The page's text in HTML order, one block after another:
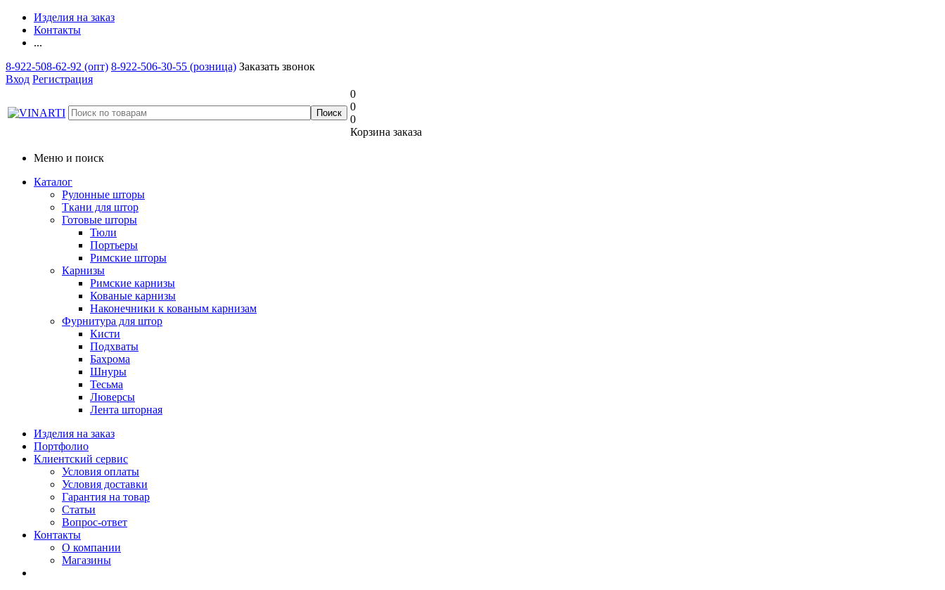
Изделия на заказ
Контакты
...
8-922-508-62-92 (опт) 8-922-506-30-55 (розница) Заказать звонок
Вход Регистрация
0
0
0
Корзина заказа
Меню и поиск
Каталог
Рулонные шторы
Ткани для штор
Готовые шторы
Тюли
Портьеры
Римские шторы
Карнизы
Римские карнизы
Кованые карнизы
Наконечники к кованым карнизам
Фурнитура для штор
Кисти
Подхваты
Бахрома
Шнуры
Тесьма
Люверсы
Лента шторная
Изделия на заказ
Портфолио
Клиентский сервис
Условия оплаты
Условия доставки
Гарантия на товар
Статьи
Вопрос-ответ
Контакты
О компании
Магазины